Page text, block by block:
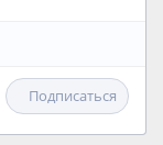
Подписаться